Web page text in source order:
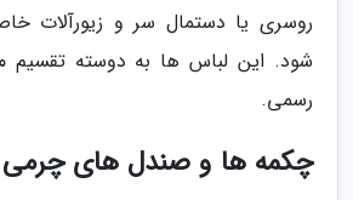
روسری یا دستمال سر و زیورآلات
شود. این لباس ها به دوسته تقسیم
رسمی.
چکمه ها و صندل های